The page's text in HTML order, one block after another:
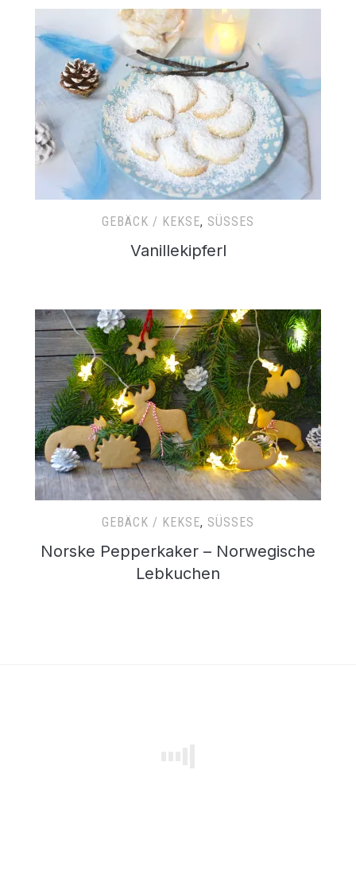
GEBÄCK / KEKSE, SÜSSES
Vanillekipferl
GEBÄCK / KEKSE, SÜSSES
Norske Pepperkaker – Norwegische
Lebkuchen